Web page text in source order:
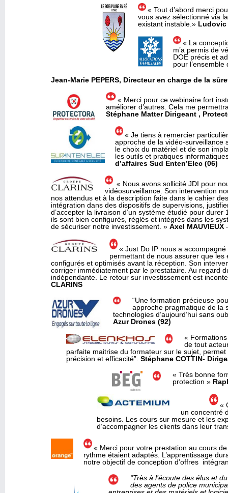
« Tout d’abord merci
vous avez sélectionné via
existant instable.» Ludovic
« La
m’a permis de
DOE précis et
pour
Jean-Marie PEPERS, Directeur en charge de la
« Merci pour ce webinaire fort
améliorer d’autres. Cela me
Stéphane Matter Dirigeant ,
« Je tiens à remercier
approche de la vidéo-surveillance
le choix du matériel et de son
les outils et pratiques
d’affaires Sud Enten’Elec (06)
« Nous avons sollicité JDI pour
vidéosurveillance. Son intervention
nos attendus et à la description faite dans le cahier
intégration dans des dispositifs de supervisions,
d’accepter la livraison d’un système étudié pour
ils sont bien configurés, réglés et intégrés dans les
de sécuriser notre investissement. » Axel MAUVIEUX
« Just Do IP nous a
permettant de nous assurer que
configurés et optimisés avant la réception. Son
corriger immédiatement par le prestataire. Au regard
indépendante. Le retour sur investissement est
CLARINS
“Une formation précieuse
approche pragmatique de la
technologies d’aujourd’hui sans
Azur Drones (92)
«
de tout
parfaite maitrise du formateur sur le sujet,
précision et efficacité”. Stéphane COTTIN-
« Très bonne
protection »
«
un concentré
besoins. Les cours sur mesure et les
d’accompagner les clients dans leur
« Merci pour votre prestation au cours
rythme étaient adaptés. L’apprentissage
notre objectif de conception d’offres
“Très à l’écoute des élus et
des agents de police